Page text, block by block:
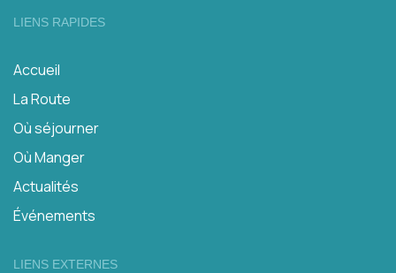
LIENS RAPIDES
Accueil
La Route
Où séjourner
Où Manger
Actualités
Événements
LIENS EXTERNES